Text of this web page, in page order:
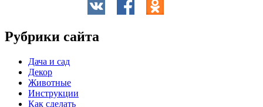
Рубрики сайта
Дача и сад
Декор
Животные
Инструкции
Как сделать